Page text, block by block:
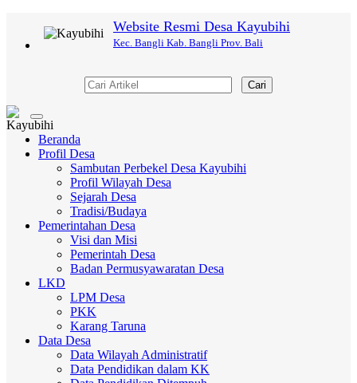
Website Resmi Desa Kayubihi
Kec. Bangli Kab. Bangli Prov. Bali
Cari
Toggle
navigation
Beranda
Profil Desa
Sambutan Perbekel Desa Kayubihi
Profil Wilayah Desa
Sejarah Desa
Tradisi/Budaya
Pemerintahan Desa
Visi dan Misi
Pemerintah Desa
Badan Permusyawaratan Desa
LKD
LPM Desa
PKK
Karang Taruna
Data Desa
Data Wilayah Administratif
Data Pendidikan dalam KK